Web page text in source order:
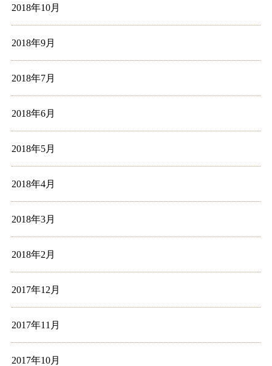
2018年10月
2018年9月
2018年7月
2018年6月
2018年5月
2018年4月
2018年3月
2018年2月
2017年12月
2017年11月
2017年10月